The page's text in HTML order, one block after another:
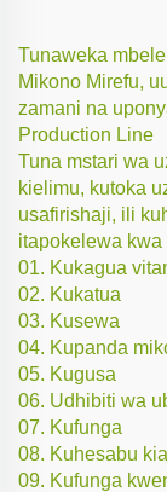
Tunaweka
Mikono Mirefu,
zamani na
Production Line
Tuna mstari wa
kielimu, kutoka
usafirishaji, ili
itapokelewa
01. Kukagua
02. Kukatua
03. Kusewa
04. Kupanda
05. Kugusa
06. Udhibiti wa
07. Kufunga
08. Kuhesabu
09. Kufunga